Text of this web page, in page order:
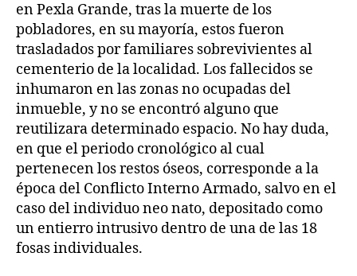
en Pexla Grande, tras la muerte de los
pobladores, en su mayoría, estos fueron
trasladados por familiares sobrevivientes al
cementerio de la localidad. Los fallecidos se
inhumaron en las zonas no ocupadas del
inmueble, y no se encontró alguno que
reutilizara determinado espacio. No hay duda,
en que el periodo cronológico al cual
pertenecen los restos óseos, corresponde a la
época del Conflicto Interno Armado, salvo en el
caso del individuo neo nato, depositado como
un entierro intrusivo dentro de una de las 18
fosas individuales.